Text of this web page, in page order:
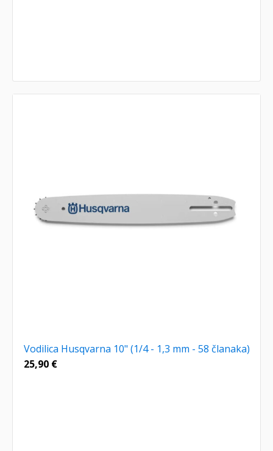
Vodilica Husqvarna 10" (1/4 - 1,3 mm - 58 članaka)
25,90 €